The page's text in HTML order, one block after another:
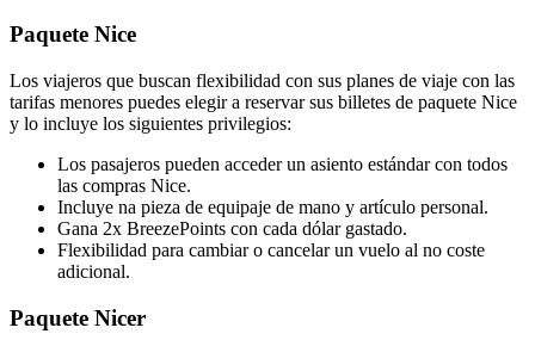
Paquete Nice
Los viajeros que buscan flexibilidad con sus planes de viaje con las
tarifas menores puedes elegir a reservar sus billetes de paquete Nice
y lo incluye los siguientes privilegios:
Los pasajeros pueden acceder un asiento estándar con todos
las compras Nice.
Incluye na pieza de equipaje de mano y artículo personal.
Gana 2x BreezePoints con cada dólar gastado.
Flexibilidad para cambiar o cancelar un vuelo al no coste
adicional.
Paquete Nicer